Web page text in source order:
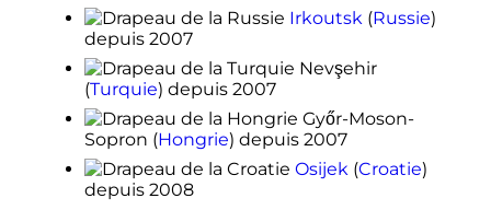
Irkoutsk (Russie)
depuis 2007
Nevşehir
(Turquie) depuis 2007
Győr-Moson-
Sopron (Hongrie) depuis 2007
Osijek (Croatie)
depuis 2008